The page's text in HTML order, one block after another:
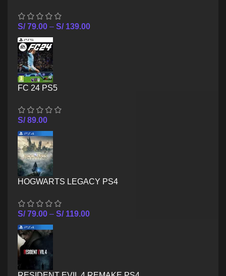
S/79.00 – S/139.00
FC 24 PS5
S/89.00
HOGWARTS LEGACY PS4
S/79.00 – S/119.00